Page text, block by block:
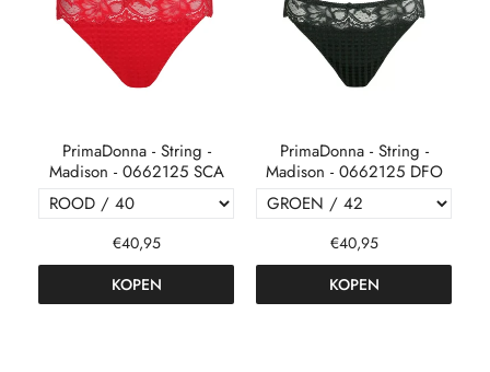
PrimaDonna - String -
Madison - 0662125 SCA
€40,95
KOPEN
PrimaDonna - String -
Madison - 0662125 DFO
€40,95
KOPEN